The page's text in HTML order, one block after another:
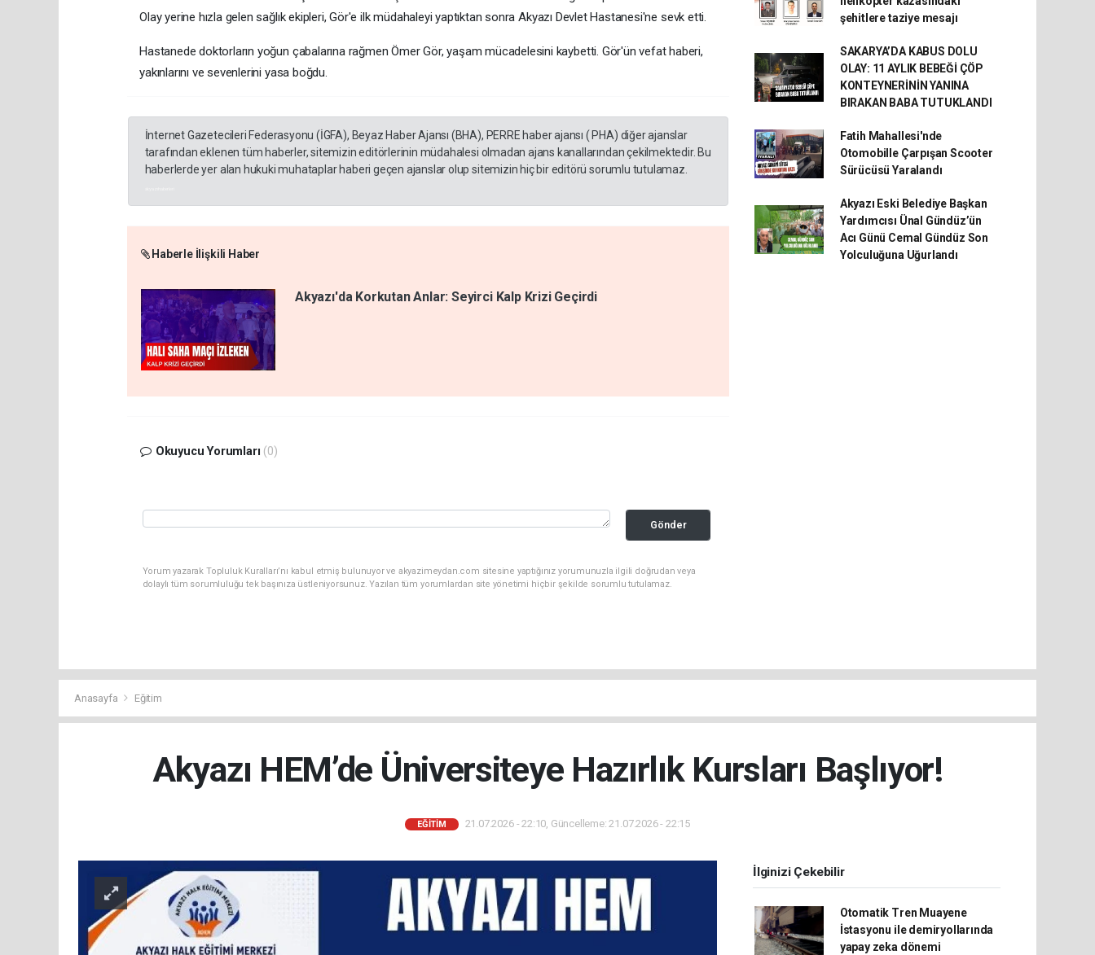
Olay yerine hızla gelen sağlık ekipleri, Gör'e ilk müdahaleyi yaptıktan sonra Akyazı Devlet Hastanesi'ne sevk etti.
Hastanede doktorların yoğun çabalarına rağmen Ömer Gör, yaşam mücadelesini kaybetti. Gör'ün vefat haberi,
yakınlarını ve sevenlerini yasa boğdu.
İnternet Gazetecileri Federasyonu (İGFA), Beyaz Haber Ajansı (BHA), PERRE haber ajansı ( PHA) diğer ajanslar
tarafından eklenen tüm haberler, sitemizin editörlerinin müdahalesi olmadan ajans kanallarından çekilmektedir. Bu
haberlerde yer alan hukuki muhataplar haberi geçen ajanslar olup sitemizin hiç bir editörü sorumlu tutulamaz.
Haberle İlişkili Haber
Akyazı'da Korkutan Anlar: Seyirci Kalp Krizi Geçirdi
Okuyucu Yorumları (0)
Gönder
Yorum yazarak Topluluk Kuralları’nı kabul etmiş bulunuyor ve akyazimeydan.com sitesine yaptığınız yorumunuzla ilgili doğrudan veya
dolaylı tüm sorumluluğu tek başınıza üstleniyorsunuz. Yazılan tüm yorumlardan site yönetimi hiçbir şekilde sorumlu tutulamaz.
şehitlere taziye mesajı
SAKARYA’DA KABUS DOLU
OLAY: 11 AYLIK BEBEĞİ ÇÖP
KONTEYNERİNİN YANINA
BIRAKAN BABA TUTUKLANDI
Fatih Mahallesi'nde
Otomobille Çarpışan Scooter
Sürücüsü Yaralandı
Akyazı Eski Belediye Başkan
Yardımcısı Ünal Gündüz’ün
Acı Günü Cemal Gündüz Son
Yolculuğuna Uğurlandı
Anasayfa Eğitim
Akyazı HEM’de Üniversiteye Hazırlık Kursları Başlıyor!
EĞITIM 21.07.2026 - 22:10, Güncelleme: 21.07.2026 - 22:15
İlginizi Çekebilir
Otomatik Tren Muayene
İstasyonu ile demiryollarında
yapay zeka dönemi